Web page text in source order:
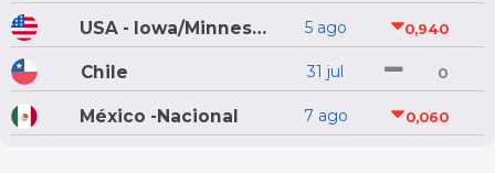
USA - Iowa/Minnesota 5 ago 0,940
Chile 31 jul 0
México -Nacional 7 ago 0,060